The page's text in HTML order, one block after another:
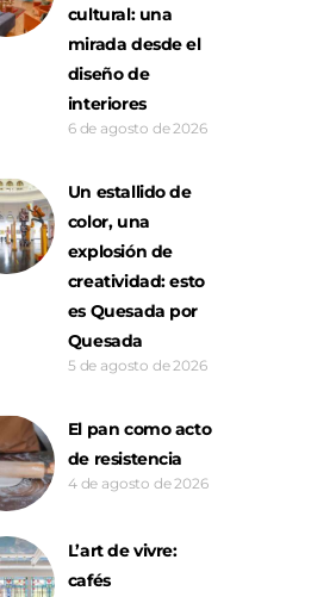
cultural: una
mirada desde el
diseño de
interiores
6 de agosto de 2026
Un estallido de
color, una
explosión de
creatividad: esto
es Quesada por
Quesada
5 de agosto de 2026
El pan como acto
de resistencia
4 de agosto de 2026
L’art de vivre:
cafés